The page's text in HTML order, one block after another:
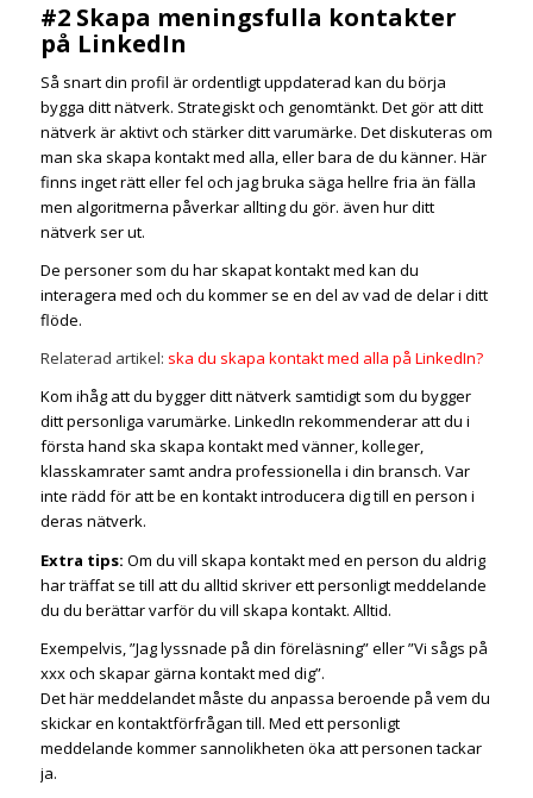
#2 Skapa meningsfulla kontakter
på LinkedIn
Så snart din profil är ordentligt uppdaterad kan du börja
bygga ditt nätverk. Strategiskt och genomtänkt. Det gör att ditt
nätverk är aktivt och stärker ditt varumärke. Det diskuteras om
man ska skapa kontakt med alla, eller bara de du känner. Här
finns inget rätt eller fel och jag bruka säga hellre fria än fälla
men algoritmerna påverkar allting du gör. även hur ditt
nätverk ser ut.
De personer som du har skapat kontakt med kan du
interagera med och du kommer se en del av vad de delar i ditt
flöde.
Relaterad artikel: ska du skapa kontakt med alla på LinkedIn?
Kom ihåg att du bygger ditt nätverk samtidigt som du bygger
ditt personliga varumärke. LinkedIn rekommenderar att du i
första hand ska skapa kontakt med vänner, kolleger,
klasskamrater samt andra professionella i din bransch. Var
inte rädd för att be en kontakt introducera dig till en person i
deras nätverk.
Extra tips: Om du vill skapa kontakt med en person du aldrig
har träffat se till att du alltid skriver ett personligt meddelande
du du berättar varför du vill skapa kontakt. Alltid.
Exempelvis, ”Jag lyssnade på din föreläsning” eller ”Vi sågs på
xxx och skapar gärna kontakt med dig”.
Det här meddelandet måste du anpassa beroende på vem du
skickar en kontaktförfrågan till. Med ett personligt
meddelande kommer sannolikheten öka att personen tackar
ja.